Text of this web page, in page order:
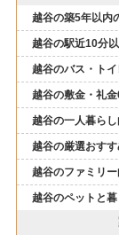
越谷の築5年以内
越谷の駅近10分
越谷のバス・ト
越谷の敷金・礼
越谷の一人暮ら
越谷の厳選おす
越谷のファミリ
越谷のペットと